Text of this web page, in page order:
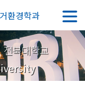
환경학과
북대학교